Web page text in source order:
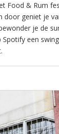
Food & Rum
door geniet je
je de
een